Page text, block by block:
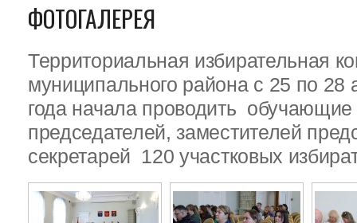
ФОТОГАЛЕРЕЯ
Территориальная избирательная
муниципального района с 25 по 28
года начала проводить
председателей, заместителей
секретарей 120 участковых